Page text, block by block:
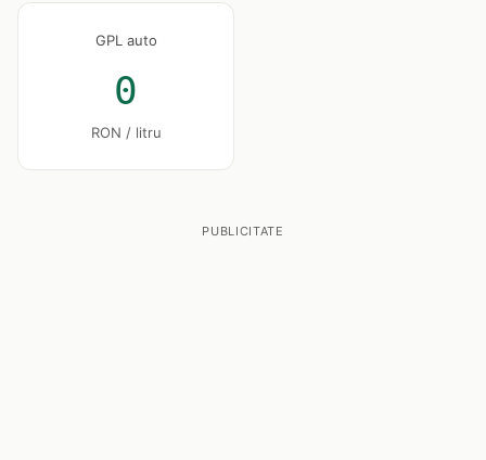
GPL auto
0
RON / litru
PUBLICITATE